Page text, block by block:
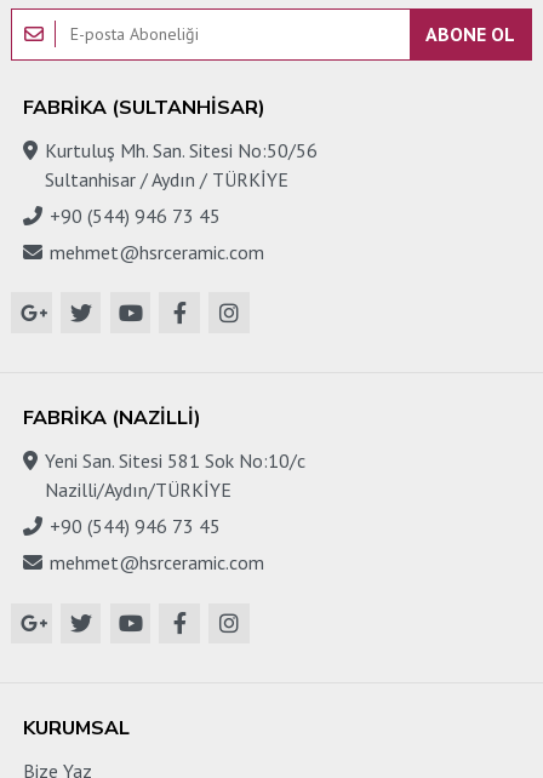
ABONE OL
FABRIKA (SULTANHISAR)
Kurtuluş Mh. San. Sitesi No:50/56
Sultanhisar / Aydın / TÜRKİYE
+90 (544) 946 73 45
mehmet@hsrceramic.com
FABRIKA (NAZILLI)
Yeni San. Sitesi 581 Sok No:10/c
Nazilli/Aydın/TÜRKİYE
+90 (544) 946 73 45
mehmet@hsrceramic.com
KURUMSAL
Bize Yaz